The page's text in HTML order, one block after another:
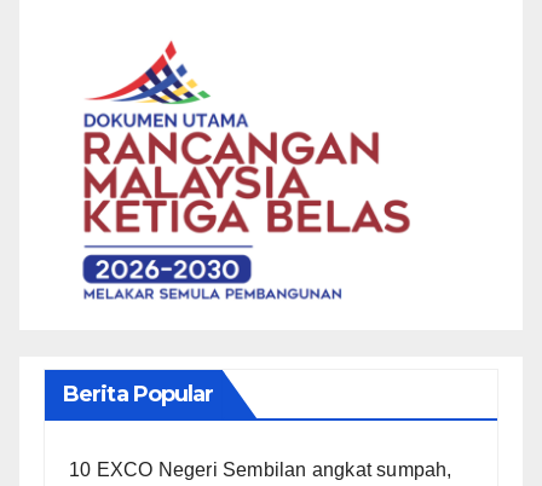
Berita Popular
10 EXCO Negeri Sembilan angkat sumpah,